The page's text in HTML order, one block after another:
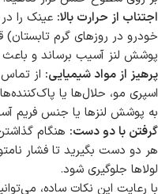
اجتناب از حرارت بالا: عینک را
خودرو در روزهای گرم تابستان)
پوشش لنز آسیب برساند و
پرهیز از مواد شیمیایی: از
اسپری مو، حلال‌ها یا
به پوشش لنزها یا جنس فریم
گرفتن با دو دست: هنگام
هر دو دست بگیرید تا فشار
لولاها جلوگیری شود.
با رعایت این نکات ساده،